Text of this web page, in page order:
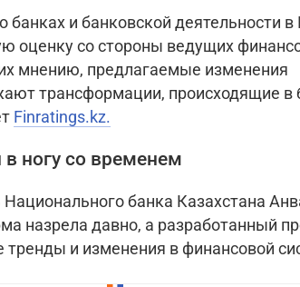
банках и банковской деятельности в
оценку со стороны ведущих
мнению, предлагаемые изменения
трансформации, происходящие в
Finratings.kz.
ногу со временем
банка Казахстана
назрела давно, а разработанный
тренды и изменения в финансовой